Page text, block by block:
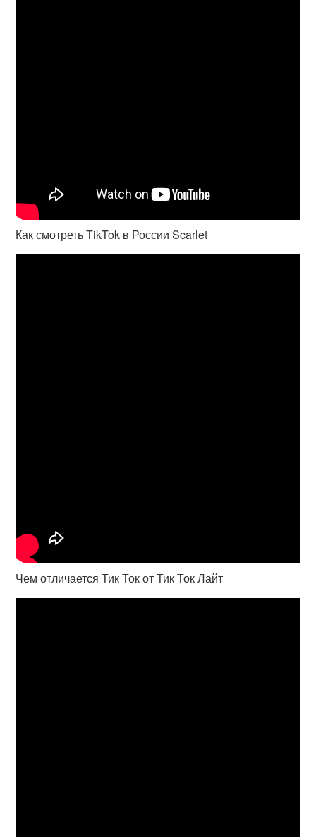
Как смотреть TikTok в России Scarlet
Чем отличается Тик Ток от Тик Ток Лайт